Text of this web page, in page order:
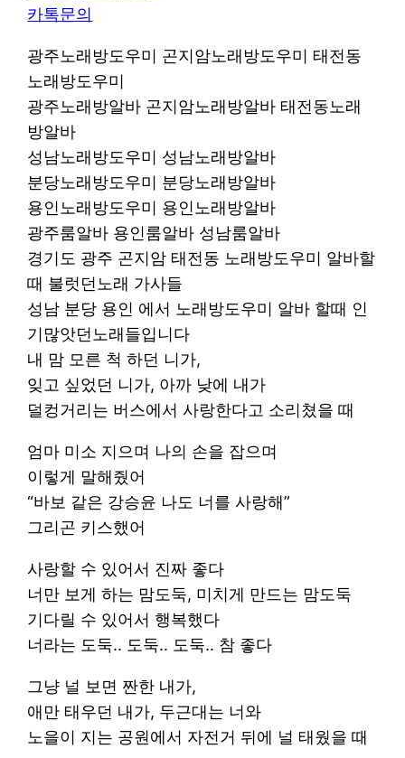
카톡문의
광주노래방도우미 곤지암노래방도우미 태전동
노래방도우미
광주노래방알바 곤지암노래방알바 태전동노래
방알바
성남노래방도우미 성남노래방알바
분당노래방도우미 분당노래방알바
용인노래방도우미 용인노래방알바
광주룸알바 용인룸알바 성남룸알바
경기도 광주 곤지암 태전동 노래방도우미 알바할
때 불럿던노래 가사들
성남 분당 용인 에서 노래방도우미 알바 할때 인
기많앗던노래들입니다
내 맘 모른 척 하던 니가,
잊고 싶었던 니가, 아까 낮에 내가
덜컹거리는 버스에서 사랑한다고 소리쳤을 때
엄마 미소 지으며 나의 손을 잡으며
이렇게 말해줬어
“바보 같은 강승윤 나도 너를 사랑해”
그리곤 키스했어
사랑할 수 있어서 진짜 좋다
너만 보게 하는 맘도둑, 미치게 만드는 맘도둑
기다릴 수 있어서 행복했다
너라는 도둑.. 도둑.. 도둑.. 참 좋다
그냥 널 보면 짠한 내가,
애만 태우던 내가, 두근대는 너와
노을이 지는 공원에서 자전거 뒤에 널 태웠을 때